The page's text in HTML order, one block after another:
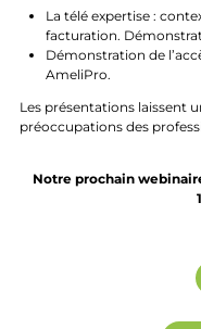
La télé expertise :
facturation.
Démonstration de
AmeliPro.
Les présentations laissent
préoccupations des
Notre prochain